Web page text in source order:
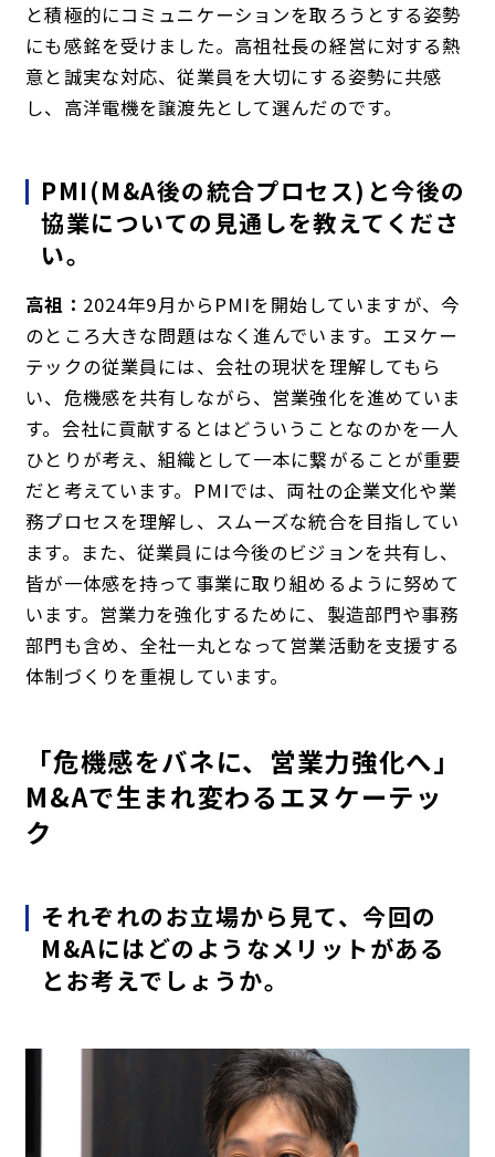
と積極的にコミュニケーションを取ろうとする姿勢
にも感銘を受けました。高祖社長の経営に対する熱
意と誠実な対応、従業員を大切にする姿勢に共感
し、高洋電機を譲渡先として選んだのです。
PMI(M&A後の統合プロセス)と今後の
協業についての見通しを教えてくださ
い。
高祖： 2024年9月からPMIを開始していますが、今
のところ大きな問題はなく進んでいます。エヌケー
テックの従業員には、会社の現状を理解してもら
い、危機感を共有しながら、営業強化を進めていま
す。会社に貢献するとはどういうことなのかを一人
ひとりが考え、組織として一本に繋がることが重要
だと考えています。PMIでは、両社の企業文化や業
務プロセスを理解し、スムーズな統合を目指してい
ます。また、従業員には今後のビジョンを共有し、
皆が一体感を持って事業に取り組めるように努めて
います。営業力を強化するために、製造部門や事務
部門も含め、全社一丸となって営業活動を支援する
体制づくりを重視しています。
「危機感をバネに、営業力強化へ」
M&Aで生まれ変わるエヌケーテッ
ク
それぞれのお立場から見て、今回の
M&Aにはどのようなメリットがある
とお考えでしょうか。